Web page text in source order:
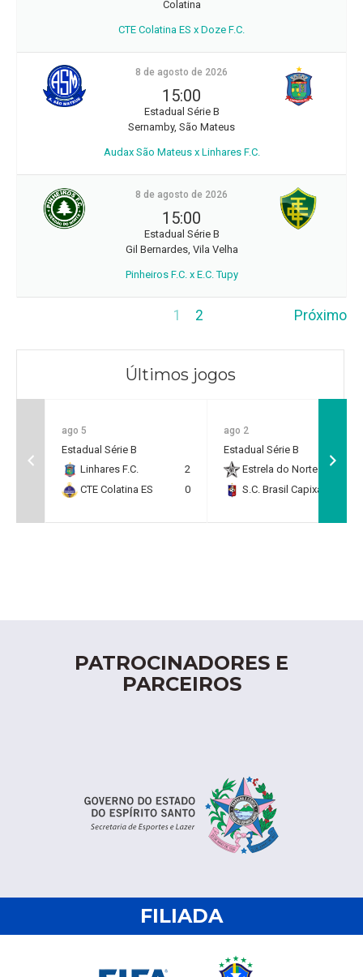
Colatina
CTE Colatina ES x Doze F.C.
8 de agosto de 2026
15:00
Estadual Série B
Sernamby, São Mateus
Audax São Mateus x Linhares F.C.
8 de agosto de 2026
15:00
Estadual Série B
Gil Bernardes, Vila Velha
Pinheiros F.C. x E.C. Tupy
1 2 Próximo
Últimos jogos
ago 5
Estadual Série B
Linhares F.C.
2
CTE Colatina ES
0
ago 2
Estadual Série B
Estrela do Norte F.C.
S.C. Brasil Capixaba
PATROCINADORES E
PARCEIROS
FILIADA